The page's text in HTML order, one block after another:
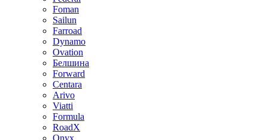
Foman
Sailun
Farroad
Dynamo
Ovation
Белшина
Forward
Centara
Arivo
Viatti
Formula
RoadX
Onyx